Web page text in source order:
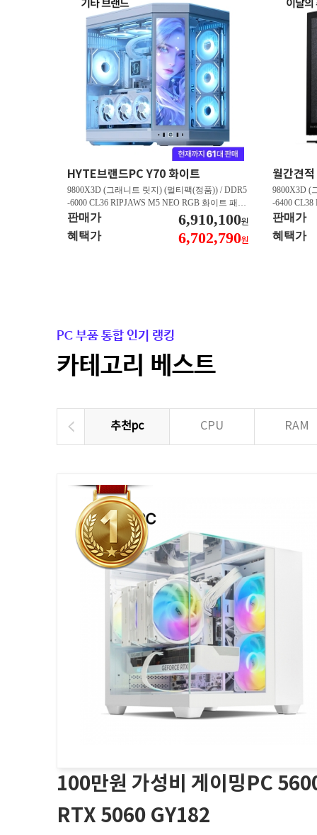
HYTE브랜드PC Y70 화이트
9800X3D (그래니트 릿지) (멀티팩(정품)) / DDR5
-6000 CL36 RIPJAWS M5 NEO RGB 화이트 패키
지 (32GB(16Gx2)) / B850M AORUS ELITE WIFI6
E ICE 피씨디렉트 / 지포스 RTX 5080 AERO OC S
FF D7 16GB 제이씨현 / BLACK SN850X M.2 NV
판매가 6,910,100원
혜택가 6,702,790원
9800X3D (
-6400 CL38
스
/ 라데온
0 M.2
판매가
혜택가
PC 부품 통합 인기 랭킹
카테고리 베스트
추천pc CPU RAM
100만원 가성비 게이밍PC
RTX 5060 GY182